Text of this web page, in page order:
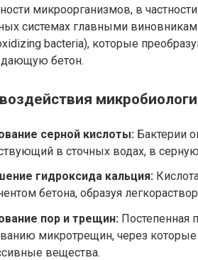
микроорганизмов, в
системах главными
bacteria), которые
бетон.
серной кислоты: Бактерии
в сточных водах, в
гидроксида кальция:
бетона, образуя
пор и трещин: Постепенная
микротрещин, через
вещества.